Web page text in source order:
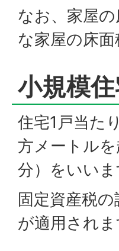
なお、家屋
な家屋の床面
小規模
住宅1戸当た
方メートル
分）をいいま
固定資産税
が適用されま